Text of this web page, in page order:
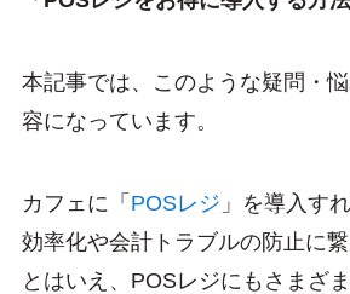
本記事では、このような疑問・
容になっています。
カフェに「 POSレジ 」を導入す
効率化や会計トラブルの防止に繋
とはいえ、POSレジにもさまざ